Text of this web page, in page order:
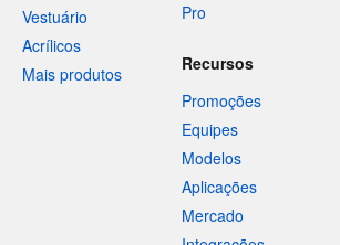
Vestuário
Acrílicos
Mais produtos
Pro
Recursos
Promoções
Equipes
Modelos
Aplicações
Mercado